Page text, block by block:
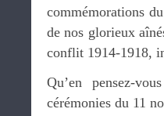
commémorations
de nos glorieux
conflit 1914-1918,
Qu’en pensez-
cérémonies du 11